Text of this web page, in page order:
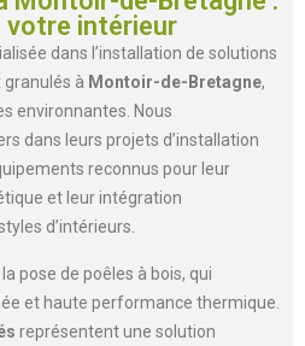
votre intérieur
dans l’installation de solutions
à Montoir-de-Bretagne,
environnantes. Nous
dans leurs projets d’installation
reconnus pour leur
et leur intégration
d’intérieurs.
pose de poêles à bois, qui
et haute performance thermique.
représentent une solution